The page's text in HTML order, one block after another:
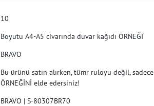
10
Boyutu A4-A5 civarında duvar kağıdı ÖRNEĞİ
BRAVO
Bu ürünü satın alırken, tümr ruloyu değil, sadece
ÖRNEĞİNİ elde edersiniz!
BRAVO | S-80307BR70